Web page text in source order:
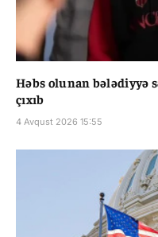
Həbs olunan bələdiyyə
çıxıb
4 Avqust 2026 15:55